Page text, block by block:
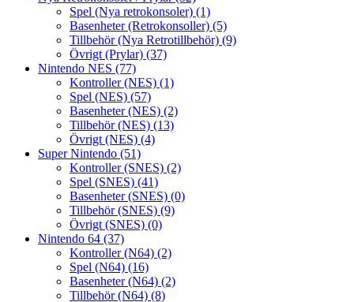
Spel (Nya retrokonsoler) (1)
Basenheter (Retrokonsoller) (5)
Tillbehör (Nya Retrotillbehör) (9)
Övrigt (Prylar) (37)
Nintendo NES (77)
Kontroller (NES) (1)
Spel (NES) (57)
Basenheter (NES) (2)
Tillbehör (NES) (13)
Övrigt (NES) (4)
Super Nintendo (51)
Kontroller (SNES) (2)
Spel (SNES) (41)
Basenheter (SNES) (0)
Tillbehör (SNES) (9)
Övrigt (SNES) (0)
Nintendo 64 (37)
Kontroller (N64) (2)
Spel (N64) (16)
Basenheter (N64) (2)
Tillbehör (N64) (8)